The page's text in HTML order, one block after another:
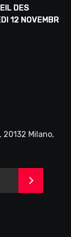
DES
12 NOVEMBRE
Milano,
>